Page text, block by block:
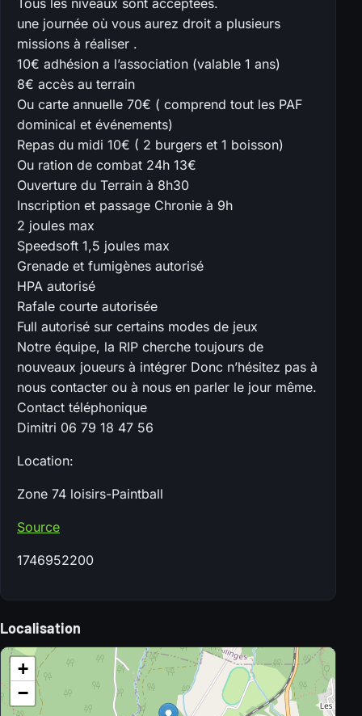
une journée où vous aurez droit a plusieurs
missions à réaliser .
10€ adhésion a l’association (valable 1 ans)
8€ accès au terrain
Ou carte annuelle 70€ ( comprend tout les PAF
dominical et événements)
Repas du midi 10€ ( 2 burgers et 1 boisson)
Ou ration de combat 24h 13€
Ouverture du Terrain à 8h30
Inscription et passage Chronie à 9h
2 joules max
Speedsoft 1,5 joules max
Grenade et fumigènes autorisé
HPA autorisé
Rafale courte autorisée
Full autorisé sur certains modes de jeux
Notre équipe, la RIP cherche toujours de
nouveaux joueurs à intégrer Donc n’hésitez pas à
nous contacter ou à nous en parler le jour même.
Contact téléphonique
Dimitri 06 79 18 47 56
Location:
Zone 74 loisirs-Paintball
Source
1746952200
Localisation
+
−